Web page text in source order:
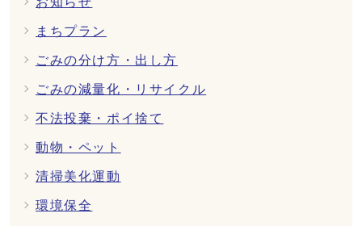
まちプラン
ごみの分け方・出し方
ごみの減量化・リサイクル
不法投棄・ポイ捨て
動物・ペット
清掃美化運動
環境保全